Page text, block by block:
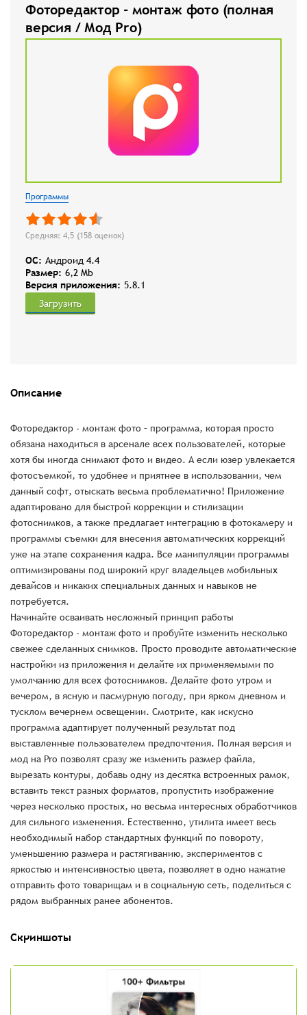
Фоторедактор - монтаж фото (полная
версия / Мод Pro)
Программы
Средняя: 4,5 (158 оценок)
OC: Андроид 4.4
Размер: 6,2 Mb
Версия приложения: 5.8.1
Загрузить
Описание
Фоторедактор - монтаж фото – программа, которая просто
обязана находиться в арсенале всех пользователей, которые
хотя бы иногда снимают фото и видео. А если юзер увлекается
фотосъемкой, то удобнее и приятнее в использовании, чем
данный софт, отыскать весьма проблематично! Приложение
адаптировано для быстрой коррекции и стилизации
фотоснимков, а также предлагает интеграцию в фотокамеру и
программы съемки для внесения автоматических коррекций
уже на этапе сохранения кадра. Все манипуляции программы
оптимизированы под широкий круг владельцев мобильных
девайсов и никаких специальных данных и навыков не
потребуется.
Начинайте осваивать несложный принцип работы
Фоторедактор - монтаж фото и пробуйте изменить несколько
свежее сделанных снимков. Просто проводите автоматические
настройки из приложения и делайте их применяемыми по
умолчанию для всех фотоснимков. Делайте фото утром и
вечером, в ясную и пасмурную погоду, при ярком дневном и
тусклом вечернем освещении. Смотрите, как искусно
программа адаптирует полученный результат под
выставленные пользователем предпочтения. Полная версия и
мод на Pro позволят сразу же изменить размер файла,
вырезать контуры, добавь одну из десятка встроенных рамок,
вставить текст разных форматов, пропустить изображение
через несколько простых, но весьма интересных обработчиков
для сильного изменения. Естественно, утилита имеет весь
необходимый набор стандартных функций по повороту,
уменьшению размера и растягиванию, экспериментов с
яркостью и интенсивностью цвета, позволяет в одно нажатие
отправить фото товарищам и в социальную сеть, поделиться с
рядом выбранных ранее абонентов.
Скриншоты